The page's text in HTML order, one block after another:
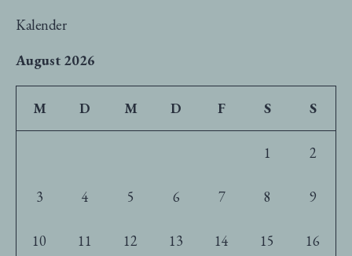
Kalender
August 2026
M D M D F S S
1 2
3 4 5 6 7 8 9
10 11 12 13 14 15 16